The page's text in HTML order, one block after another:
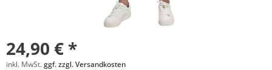
24,90 € *
inkl. MwSt.ggf. zzgl. Versandkosten